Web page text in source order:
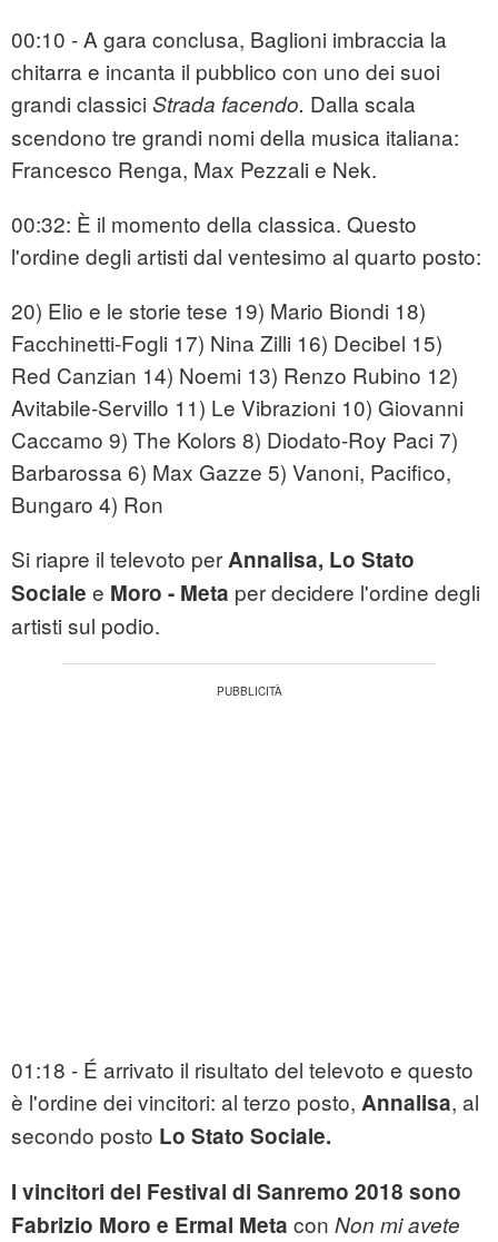
00:10 - A gara conclusa, Baglioni imbraccia la
chitarra e incanta il pubblico con uno dei suoi
grandi classici Strada facendo. Dalla scala
scendono tre grandi nomi della musica italiana:
Francesco Renga, Max Pezzali e Nek.
00:32: È il momento della classica. Questo
l'ordine degli artisti dal ventesimo al quarto posto:
20) Elio e le storie tese 19) Mario Biondi 18)
Facchinetti-Fogli 17) Nina Zilli 16) Decibel 15)
Red Canzian 14) Noemi 13) Renzo Rubino 12)
Avitabile-Servillo 11) Le Vibrazioni 10) Giovanni
Caccamo 9) The Kolors 8) Diodato-Roy Paci 7)
Barbarossa 6) Max Gazze 5) Vanoni, Pacifico,
Bungaro 4) Ron
Si riapre il televoto perAnnalisa, Lo Stato
Sociale e Moro - Meta per decidere l'ordine degli
artisti sul podio.
01:18 - É arrivato il risultato del televoto e questo
è l'ordine dei vincitori: al terzo posto, Annalisa, al
secondo posto Lo Stato Sociale.
I vincitori del Festival di Sanremo 2018 sono
Fabrizio Moro e Ermal Meta con Non mi avete